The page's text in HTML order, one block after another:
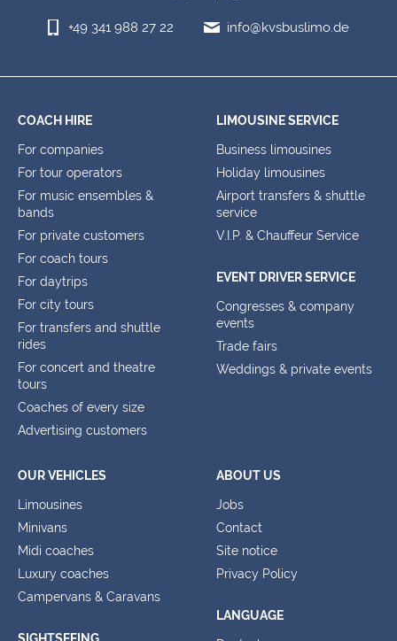
+49 341 988 27 22 info@kvsbuslimo.de
COACH HIRE
For companies
For tour operators
For music ensembles &
bands
For private customers
For coach tours
For daytrips
For city tours
For transfers and shuttle
rides
For concert and theatre
tours
Coaches of every size
Advertising customers
LIMOUSINE SERVICE
Business limousines
Holiday limousines
Airport transfers & shuttle
service
V.I.P. & Chauffeur Service
EVENT DRIVER SERVICE
Congresses & company
events
Trade fairs
Weddings & private events
OUR VEHICLES
Limousines
Minivans
Midi coaches
Luxury coaches
Campervans & Caravans
SIGHTSEEING
ABOUT US
Jobs
Contact
Site notice
Privacy Policy
LANGUAGE